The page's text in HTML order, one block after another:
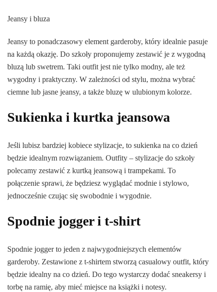
Jeansy i bluza
Jeansy to ponadczasowy element garderoby, który idealnie pasuje
na każdą okazję. Do szkoły proponujemy zestawić je z wygodną
bluzą lub swetrem. Taki outfit jest nie tylko modny, ale też
wygodny i praktyczny. W zależności od stylu, można wybrać
ciemne lub jasne jeansy, a także bluzę w ulubionym kolorze.
Sukienka i kurtka jeansowa
Jeśli lubisz bardziej kobiece stylizacje, to sukienka na co dzień
będzie idealnym rozwiązaniem. Outfity – stylizacje do szkoły
polecamy zestawić z kurtką jeansową i trampekami. To
połączenie sprawi, że będziesz wyglądać modnie i stylowo,
jednocześnie czując się swobodnie i wygodnie.
Spodnie jogger i t-shirt
Spodnie jogger to jeden z najwygodniejszych elementów
garderoby. Zestawione z t-shirtem stworzą casualowy outfit, który
będzie idealny na co dzień. Do tego wystarczy dodać sneakersy i
torbę na ramię, aby mieć miejsce na książki i notesy.